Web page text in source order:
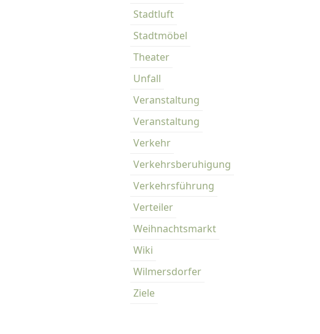
Stadtluft
Stadtmöbel
Theater
Unfall
Veranstaltung
Veranstaltung
Verkehr
Verkehrsberuhigung
Verkehrsführung
Verteiler
Weihnachtsmarkt
Wiki
Wilmersdorfer
Ziele